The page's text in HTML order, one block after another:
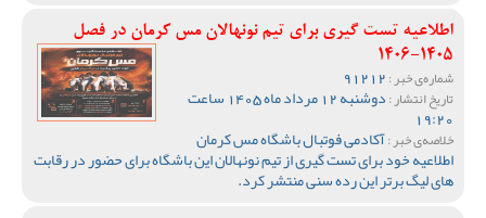
اطلاعیه تست گیری برای تیم نونهالان مس کرمان در فصل
1405-1406
شماره‌ی خبر :
تاریخ انتشار : دوشنبه 12 مرداد ماه 1405 ساعت
19:20
خلاصه‌ی خبر :آکادمی فوتبال باشگاه مس کرمان
اطلاعیه خود برای تست گیری از تیم نونهالان این باشگاه برای حضور در رقابت
های لیگ برتر این رده سنی منتشر کرد.